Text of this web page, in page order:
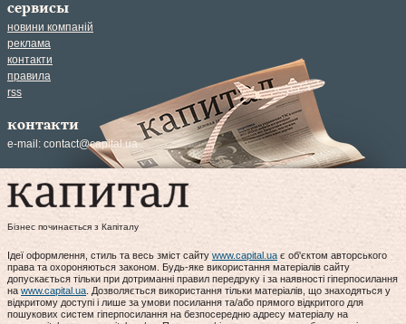
сервисы
новини компаній
реклама
контакти
правила
rss
контакти
e-mail: contact@capital.ua
Бізнес починається з Капіталу
Ідеї оформлення, стиль та весь зміст сайту www.capital.ua є об'єктом авторського
права та охороняються законом. Будь-яке використання матеріалів сайту
допускається тільки при дотриманні правил передруку і за наявності гіперпосилання
на www.capital.ua . Дозволяється використання тільки матеріалів, що знаходяться у
відкритому доступі і лише за умови посилання та/або прямого відкритого для
пошукових систем гіперпосилання на безпосередню адресу матеріалу на